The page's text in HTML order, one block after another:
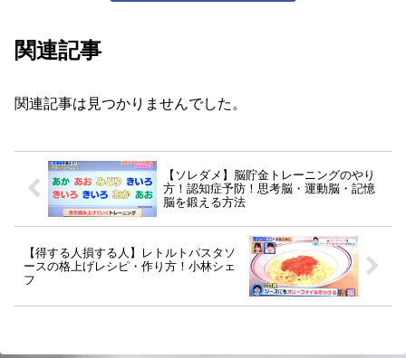
関連記事
関連記事は見つかりませんでした。
【ソレダメ】脳貯金トレーニングのやり
方！認知症予防！思考脳・運動脳・記憶
脳を鍛える方法
【得する人損する人】レトルトパスタソ
ースの格上げレシピ・作り方！小林シェ
フ